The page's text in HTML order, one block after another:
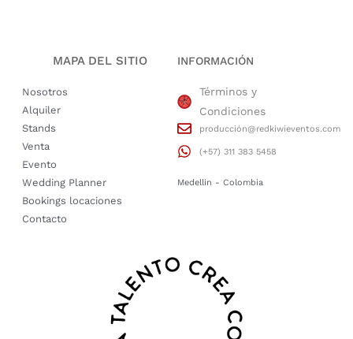
MAPA DEL SITIO
Nosotros
Alquiler
Stands
Venta
Evento
Wedding Planner
Bookings locaciones
Contacto
INFORMACIÓN
Términos y
Condiciones
producción@redkiwieventos.com
(+57) 311 383 5458
Medellin - Colombia